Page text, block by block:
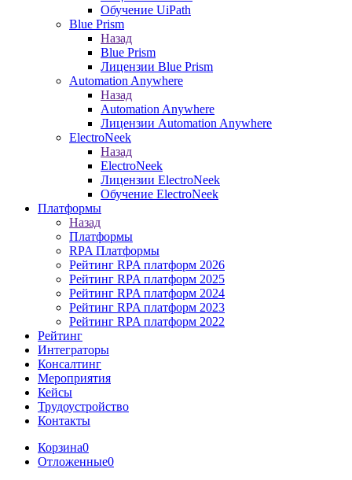
Обучение UiPath
Blue Prism
Назад
Blue Prism
Лицензии Blue Prism
Automation Anywhere
Назад
Automation Anywhere
Лицензии Automation Anywhere
ElectroNeek
Назад
ElectroNeek
Лицензии ElectroNeek
Обучение ElectroNeek
Платформы
Назад
Платформы
RPA Платформы
Рейтинг RPA платформ 2026
Рейтинг RPA платформ 2025
Рейтинг RPA платформ 2024
Рейтинг RPA платформ 2023
Рейтинг RPA платформ 2022
Рейтинг
Интеграторы
Консалтинг
Mероприятия
Кейсы
Трудоустройство
Контакты
Корзина0
Отложенные0